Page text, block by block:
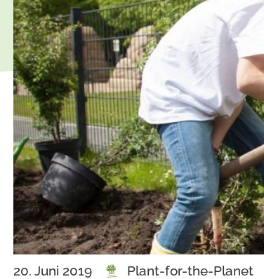
20. Juni 2019 Plant-for-the-Planet